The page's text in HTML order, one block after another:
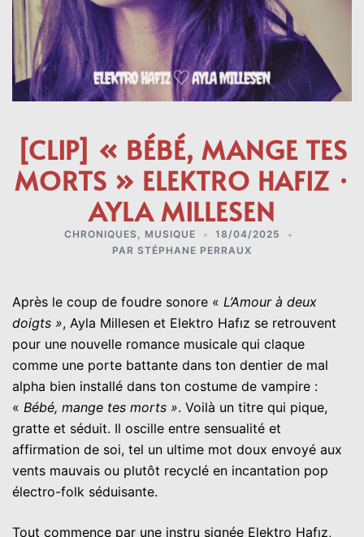
[CLIP] « BÉBÉ, MANGE TES
MORTS » ELEKTRO HAFIZ ·
AYLA MILLESEN
CHRONIQUES , MUSIQUE
18/04/2025
PAR STÉPHANE PERRAUX
Après le coup de foudre sonore « L’Amour à deux
doigts », Ayla Millesen et Elektro Hafız se retrouvent
pour une nouvelle romance musicale qui claque
comme une porte battante dans ton dentier de mal
alpha bien installé dans ton costume de vampire :
« Bébé, mange tes morts ». Voilà un titre qui pique,
gratte et séduit. Il oscille entre sensualité et
affirmation de soi, tel un ultime mot doux envoyé aux
vents mauvais ou plutôt recyclé en incantation pop
électro-folk séduisante.
Tout commence par une instru signée Elektro Hafız,